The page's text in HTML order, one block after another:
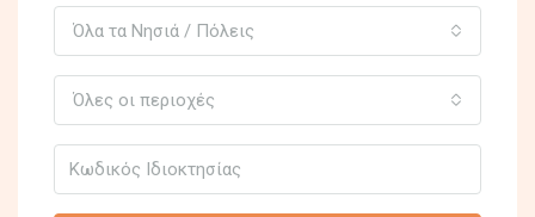
Όλα τα Νησιά / Πόλεις
Όλες οι περιοχές